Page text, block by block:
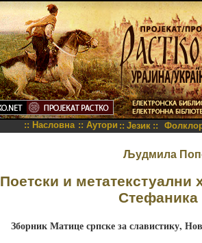
:: Насловна :: Аутори :: Језик ::
Људмила
Поетски и метатекстуални
Стефаника
Зборник Матице српске за славистику,